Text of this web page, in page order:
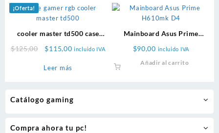
Catálogo gaming
Compra ahora tu pc!
$90,00
Las
¡Oferta!
cooler master td500 case
$125,00
Original
was:
$115,00Current
incluido IVA
Leer más
Mainboard Asus Prime
$90,00 incluido IVA
Añadir al carrito